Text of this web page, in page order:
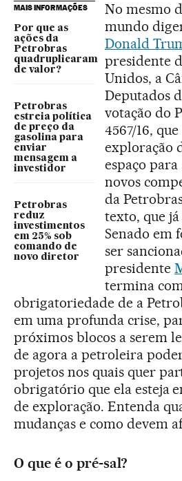
MAIS INFORMAÇÕES
Por que as
ações da
Petrobras
quadruplicaram
de valor?
Petrobras
estreia política
de preço da
gasolina para
enviar
mensagem a
investidor
Petrobras
reduz
investimentos
em 25% sob
comando de
novo diretor
No mesmo
mundo
Donald
presidente
Unidos, a
Deputados
votação do
4567/16,
exploração
espaço
novos
da
texto, que
Senado em
ser
presidente
termina
obrigatoriedade de a
em uma profunda crise,
próximos blocos a serem
de agora a petroleira
projetos nos quais quer
obrigatório que ela esteja
de exploração. Entenda
mudanças e como devem
O que é o pré-sal?